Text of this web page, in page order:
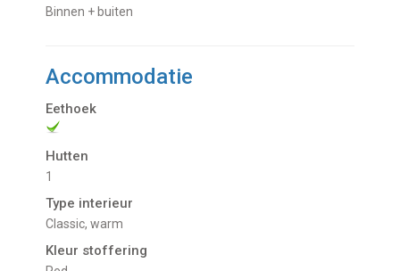
Binnen + buiten
Accommodatie
Eethoek
Hutten
1
Type interieur
Classic, warm
Kleur stoffering